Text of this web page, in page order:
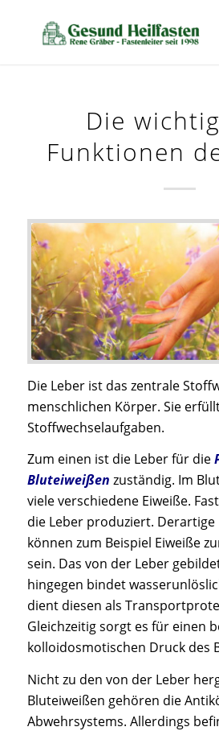
Die
Funktionen
Die Leber ist das zentrale
menschlichen Körper. Sie
Stoffwechselaufgaben.
Zum einen ist die Leber für die
Bluteiweißen zuständig. Im
viele verschiedene Eiweiße.
die Leber produziert. Derartige
können zum Beispiel Eiweiße
sein. Das von der Leber
hingegen bindet
dient diesen als
Gleichzeitig sorgt es für einen
kolloidosmotischen Druck des
Nicht zu den von der Leber
Bluteiweißen gehören die
Abwehrsystems. Allerdings